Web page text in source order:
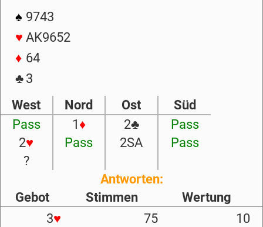
♠ 9743
♥ AK9652
♦ 64
♣3
West
Nord Ost
Süd
Pass
1♦ 2♣
Pass
2♥ Pass 2SA
Pass
?
Antworten:
Gebot
Stimmen
Wertung
3♥ 75
10